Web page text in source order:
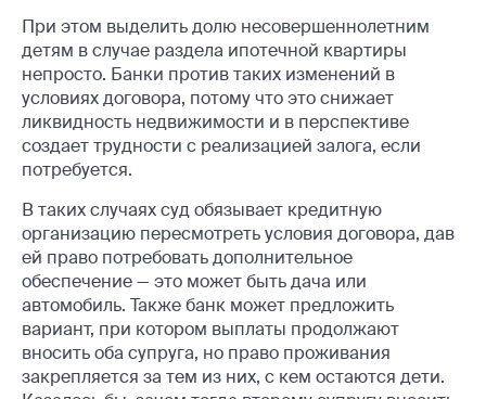
При этом выделить долю несовершеннолетним
детям в случае раздела ипотечной квартиры
непросто. Банки против таких изменений в
условиях договора, потому что это снижает
ликвидность недвижимости и в перспективе
создает трудности с реализацией залога, если
потребуется.
В таких случаях суд обязывает кредитную
организацию пересмотреть условия договора, дав
ей право потребовать дополнительное
обеспечение — это может быть дача или
автомобиль. Также банк может предложить
вариант, при котором выплаты продолжают
вносить оба супруга, но право проживания
закрепляется за тем из них, с кем остаются дети.